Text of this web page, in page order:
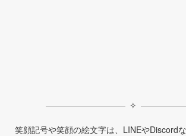
✧
笑顔記号や笑顔の絵文字は、LINEやDiscord